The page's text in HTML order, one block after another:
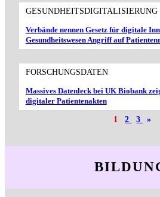
GESUNDHEITSDIGITALISIERUNG
Verbände nennen Gesetz für digitale
Gesundheitswesen Angriff auf
FORSCHUNGSDATEN
Massives Datenleck bei UK Biobank
digitaler Patientenakten
1 2 3
»